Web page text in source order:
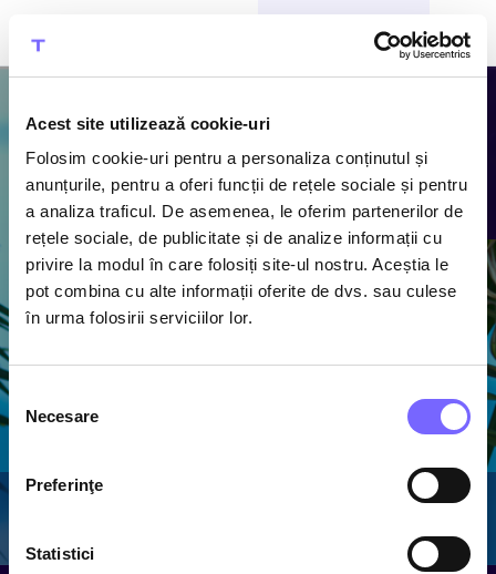
Acest site utilizează cookie-uri
Folosim cookie-uri pentru a personaliza conținutul și
anunțurile, pentru a oferi funcții de rețele sociale și pentru
a analiza traficul. De asemenea, le oferim partenerilor de
rețele sociale, de publicitate și de analize informații cu
privire la modul în care folosiți site-ul nostru. Aceștia le
pot combina cu alte informații oferite de dvs. sau culese
în urma folosirii serviciilor lor.
Selecția
consimțământului
Necesare
Preferinţe
Statistici
CUMPĂRĂ BILETE
Atracțiile
Therme
Descoperă piscine cu
apă termală caldă,